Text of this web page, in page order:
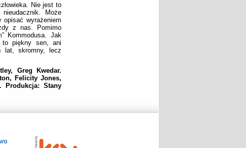
Nie jest to
Może
wyrażeniem
z nas. Pomimo
Kommodusa. Jak
to piękny sen, ani
lat, skromny, lecz
Greg Kwedar.
Felicity Jones,
Produkcja: Stany